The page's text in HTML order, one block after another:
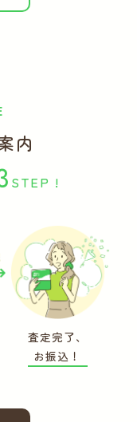
内
STEP !
査定完了、
お振込！